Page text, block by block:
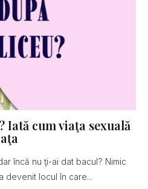
Iată cum viaţa sexuală
încă nu ţi-ai dat bacul? Nimic
devenit locul în care...